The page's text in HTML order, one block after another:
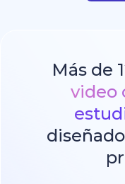
Más de
video